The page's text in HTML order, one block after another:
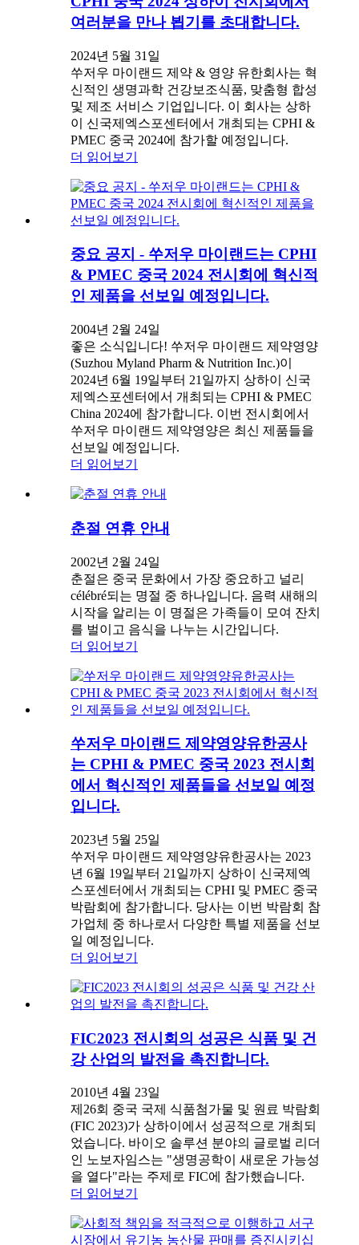
여러분을 만나 뵙기를 초대합니다.
2024년 5월 31일
쑤저우 마이랜드 제약 & 영양 유한회사는 혁
신적인 생명과학 건강보조식품, 맞춤형 합성
및 제조 서비스 기업입니다. 이 회사는 상하
이 신국제엑스포센터에서 개최되는 CPHI &
PMEC 중국 2024에 참가할 예정입니다.
더 읽어보기
중요 공지 - 쑤저우 마이랜드는 CPHI
& PMEC 중국 2024 전시회에 혁신적
인 제품을 선보일 예정입니다.
2004년 2월 24일
좋은 소식입니다! 쑤저우 마이랜드 제약영양
(Suzhou Myland Pharm & Nutrition Inc.)이
2024년 6월 19일부터 21일까지 상하이 신국
제엑스포센터에서 개최되는 CPHI & PMEC
China 2024에 참가합니다. 이번 전시회에서
쑤저우 마이랜드 제약영양은 최신 제품들을
선보일 예정입니다.
더 읽어보기
춘절 연휴 안내
2002년 2월 24일
춘절은 중국 문화에서 가장 중요하고 널리
célébré되는 명절 중 하나입니다. 음력 새해의
시작을 알리는 이 명절은 가족들이 모여 잔치
를 벌이고 음식을 나누는 시간입니다.
더 읽어보기
쑤저우 마이랜드 제약영양유한공사
는 CPHI & PMEC 중국 2023 전시회
에서 혁신적인 제품들을 선보일 예정
입니다.
2023년 5월 25일
쑤저우 마이랜드 제약영양유한공사는 2023
년 6월 19일부터 21일까지 상하이 신국제엑
스포센터에서 개최되는 CPHI 및 PMEC 중국
박람회에 참가합니다. 당사는 이번 박람회 참
가업체 중 하나로서 다양한 특별 제품을 선보
일 예정입니다.
더 읽어보기
FIC2023 전시회의 성공은 식품 및 건
강 산업의 발전을 촉진합니다.
2010년 4월 23일
제26회 중국 국제 식품첨가물 및 원료 박람회
(FIC 2023)가 상하이에서 성공적으로 개최되
었습니다. 바이오 솔루션 분야의 글로벌 리더
인 노보자임스는 "생명공학이 새로운 가능성
을 열다"라는 주제로 FIC에 참가했습니다.
더 읽어보기